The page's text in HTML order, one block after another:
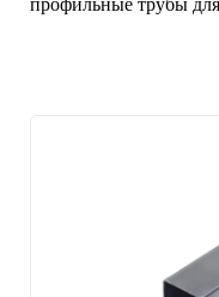
профильные трубы